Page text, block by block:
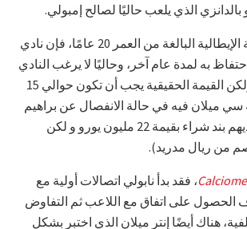
الذي يلعب حاليًا لصالح إمبولي.
وفيما يتعلق بالموهبة الإيطالية البالغة من العمر 20 عامًا، فإن نادي
به لمدة عام آخر، وحاليًا لا يرغب النادي
في تحديد سعر له، ولكن القيمة الحقيقية يجب أن تكون حوالي 15
سي ميلان فيه في حالة الانفصال عن براهيم
دياز (الروسونيري لديهم بند شراء بقيمة 22 مليون يورو و لكن
من ريال مدريد).
، فقد بدأ نابولي اتصالات أولية مع
الحصول على اتفاق مع اللاعب ثم التفاوض
هناك أيضًا إنتر ميلان الذي اختبر بشكل